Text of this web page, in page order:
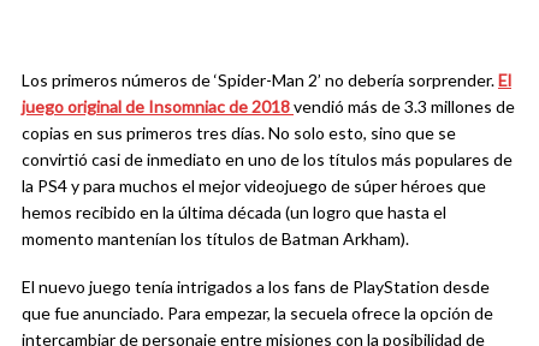
Los primeros números de ‘Spider-Man 2’ no debería sorprender.El
juego original de Insomniac de 2018vendió más de 3.3 millones de
copias en sus primeros tres días. No solo esto, sino que se
convirtió casi de inmediato en uno de los títulos más populares de
la PS4 y para muchos el mejor videojuego de súper héroes que
hemos recibido en la última década (un logro que hasta el
momento mantenían los títulos de Batman Arkham).
El nuevo juego tenía intrigados a los fans de PlayStation desde
que fue anunciado. Para empezar, la secuela ofrece la opción de
intercambiar de personaje entre misiones con la posibilidad de